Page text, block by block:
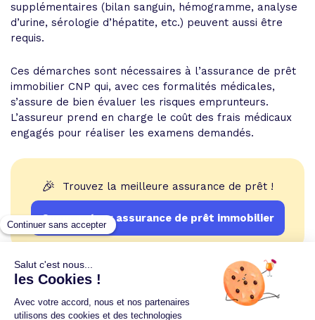
supplémentaires (bilan sanguin, hémogramme, analyse
d’urine, sérologie d’hépatite, etc.) peuvent aussi être
requis.
Ces démarches sont nécessaires à l’assurance de prêt
immobilier CNP qui, avec ces formalités médicales,
s’assure de bien évaluer les risques emprunteurs.
L’assureur prend en charge le coût des frais médicaux
engagés pour réaliser les examens demandés.
🎉 Trouvez la meilleure assurance de prêt !
Comparateur assurance de prêt immobilier
Un crédit vous engage et doit être remboursé.